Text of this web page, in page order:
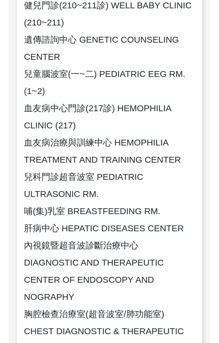
健兒門診(210~211診) WELL BABY CLINIC
(210~211)
遺傳諮詢中心 GENETIC COUNSELING
CENTER
兒童腦波室(一~二) PEDIATRIC EEG RM.
(1~2)
血友病中心門診(217診) HEMOPHILIA
CLINIC (217)
血友病治療與訓練中心 HEMOPHILIA
TREATMENT AND TRAINING CENTER
兒科門診超音波室 PEDIATRIC
ULTRASONIC RM.
哺(集)乳室 BREASTFEEDING RM.
肝病中心 HEPATIC DISEASES CENTER
內視鏡暨超音波診斷治療中心
DIAGNOSTIC AND THERAPEUTIC
CENTER OF ENDOSCOPY AND
NOGRAPHY
胸腔檢查治療室(超音波室/肺功能室)
CHEST DIAGNOSTIC & THERAPEUTIC